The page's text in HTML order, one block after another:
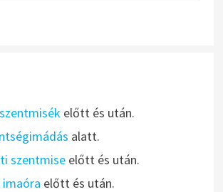
előtt és után.
alatt.
szentmiseelőtt és után.
előtt és után.